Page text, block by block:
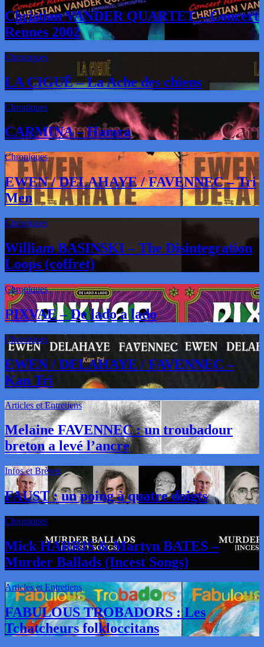
Christian VANDER QUARTET – Concert
Rennes 2002
Chroniques
LA CIGUË – La Ache des chiens
Chroniques
CARMINA – Hamra
Chroniques
EWEN / DELAHAYE / FAVENNEC – Tri
Men
Chroniques
William BASINSKI – The Disintegration
Loops (coffret)
Chroniques
PIXVAE – De lado a lado
Chroniques
EWEN / DELAHAYE / FAVENNEC –
Kan Tri
Articles et Entretiens
Melaine FAVENNEC : un troubadour
breton a levé l’ancre
Infos et Brèves
FAUST : un poing à quatre doigts
Chroniques
Mick HARRIS & Martyn BATES –
Murder Ballads (Incest Songs)
Articles et Entretiens
FABULOUS TROBADORS : Les
Tchatcheurs folkloccitans